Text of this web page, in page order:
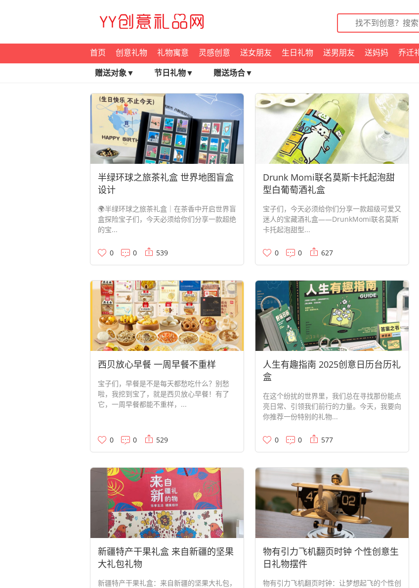
首页 创意礼物 礼物寓意 灵感创意 送女朋友 生日礼物 送男朋友 送妈妈 乔迁
赠送对象▼
节日礼物▼ 赠送场合▼
半绿环球之旅茶礼盒 世界地图盲盒
设计
🌍半绿环球之旅茶礼盒｜在茶香中开启世界盲
盒探险宝子们，今天必须给你们分享一款超绝
的宝...
0 0 539
Drunk Momi联名莫斯卡托起泡甜
型白葡萄酒礼盒
宝子们，今天必须给你们分享一款超级可爱又
迷人的宝藏酒礼盒——DrunkMomi联名莫斯
卡托起泡甜型...
0 0 627
西贝放心早餐 一周早餐不重样
宝子们，早餐是不是每天都愁吃什么？别愁
啦，我挖到宝了，就是西贝放心早餐！有了
它，一周早餐都能不重样，...
0 0 529
人生有趣指南 2025创意日历台历礼
盒
在这个纷扰的世界里，我们总在寻找那份能点
亮日常、引领我们前行的力量。今天，我要向
你推荐一份特别的礼物...
0 0 577
新疆特产干果礼盒 来自新疆的坚果
大礼包礼物
新疆特产干果礼盒：来自新疆的坚果大礼包，
物有引力飞机翻页时钟 个性创意生
日礼物摆件
物有引力飞机翻页时钟：让梦想起飞的个性创